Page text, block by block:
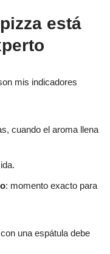
está
mis indicadores
cuando el aroma llena
: momento exacto para
una espátula debe